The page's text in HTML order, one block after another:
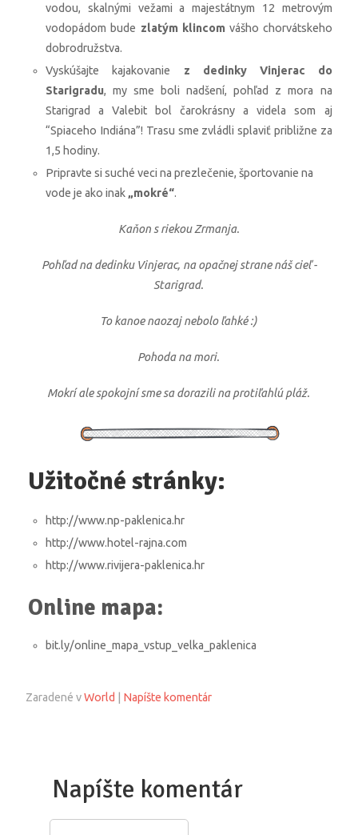
vodou, skalnými vežami a majestátnym 12 metrovým
vodopádom bude zlatým klincomvášho chorvátskeho
dobrodružstva.
Vyskúšajte kajakovanie z dedinky Vinjerac do
Starigradu, my sme boli nadšení, pohľad z mora na
Starigrad a Valebit bol čarokrásny a videla som aj
“Spiaceho Indiána”! Trasu sme zvládli splaviť približne za
1,5 hodiny.
Pripravte si suché veci na prezlečenie, športovanie na
vode je ako inak „mokré“.
Kaňon s riekou Zrmanja.
Pohľad na dedinku Vinjerac, na opačnej strane náš cieľ -
Starigrad.
To kanoe naozaj nebolo ľahké :)
Pohoda na mori.
Mokrí ale spokojní sme sa dorazili na protiľahlú pláž.
Užitočné stránky:
http://www.np-paklenica.hr
http://www.hotel-rajna.com
http://www.rivijera-paklenica.hr
Online mapa:
bit.ly/online_mapa_vstup_velka_paklenica
Zaradené vWorld Napíšte komentár
Napíšte komentár